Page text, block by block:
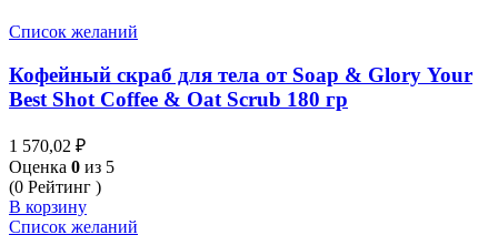
Список желаний
Кофейный скраб для тела от Soap & Glory Your
Best Shot Coffee & Oat Scrub 180 гр
1 570,02 ₽
Оценка 0 из 5
(0 Рейтинг )
В корзину
Список желаний